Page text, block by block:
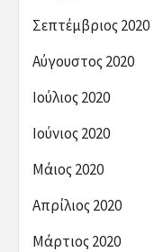
Σεπτέμβριος 2020
Αύγουστος 2020
Ιούλιος 2020
Ιούνιος 2020
Μάιος 2020
Απρίλιος 2020
Μάρτιος 2020